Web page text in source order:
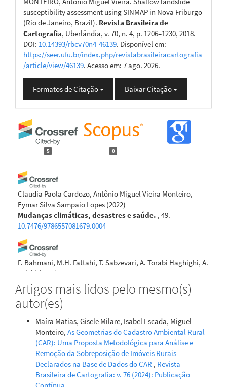
susceptibility assessment using SINMAP in Nova Friburgo
(Rio de Janeiro, Brazil). Revista Brasileira de
Cartografia, Uberlândia, v. 70, n. 4, p. 1206–1230, 2018.
DOI: 10.14393/rbcv70n4-46139. Disponível em:
https://seer.ufu.br/index.php/revistabrasileiracartografia
/article/view/46139. Acesso em: 7 ago. 2026.
Formatos de Citação Baixar Citação
5 0
Claudia Paola Cardozo, Antônio Miguel Vieira Monteiro,
Eymar Silva Sampaio Lopes (2022)
Mudanças climáticas, desastres e saúde. , 49.
10.7476/9786557081679.0004
F. Bahmani, M.H. Fattahi, T. Sabzevari, A. Torabi Haghighi, A.
Talebi (2024)
Shallow Landslide Modeling in Complex Hillslope by
Using TOPMODEL and SINMAP Models. Journal Of The
Geological Society Of India, 100(11), 1603.
Tèhrrie König, Hermann J. H. Kux, Alessandra C. Corsi
Advanced Models Applied for the Elaboration of
Landslide-Prone Maps, a Review. International Journal of
Geosciences, 13(03), 174.
Artigos mais lidos pelo mesmo(s)
autor(es)
Maíra Matias, Gisele Milare, Isabel Escada, Miguel
Monteiro, As Geometrias do Cadastro Ambiental Rural
(CAR): Uma Proposta Metodológica para Análise e
Remoção da Sobreposição de Imóveis Rurais
Declarados na Base de Dados do CAR , Revista
Brasileira de Cartografia: v. 76 (2024): Publicação
Contínua